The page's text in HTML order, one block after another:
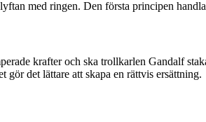
med ringen. Den första principen
krafter och ska trollkarlen Gandalf
gör det lättare att skapa en rättvis ersättning.